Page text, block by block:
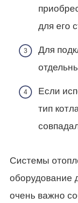
для его
Для
Если
тип
Системы
оборудование
очень важно